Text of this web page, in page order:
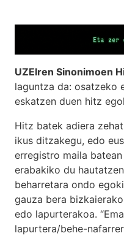
UZEIren Sinonimoen
laguntza da: osatzeko
eskatzen duen hitz
Hitz batek adiera
ikus ditzakegu, edo
erregistro maila
erabakiko du
beharretara ondo
gauza bera
edo lapurterakoa.
lapurtera/behe-